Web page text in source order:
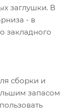
заглушки. В
- в
закладного
сборки и
запасом